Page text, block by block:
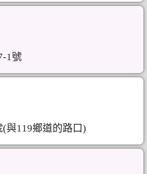
1號
與119鄉道的路口)